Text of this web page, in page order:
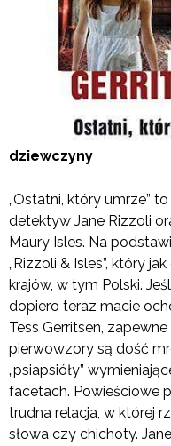
dziewczyny
„Ostatni, który umrze”
detektyw Jane Rizzoli
Maury Isles. Na
„Rizzoli & Isles”, który
krajów, w tym Polski.
dopiero teraz macie
Tess Gerritsen,
pierwowzory są dość
„psiapsióły”
facetach. Powieściowe
trudna relacja, w której
słowa czy chichoty.